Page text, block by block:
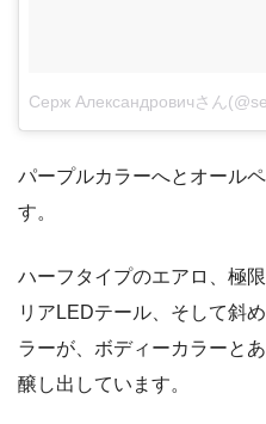
パープルカラーへとオール
す。
ハーフタイプのエアロ、極
リアLEDテール、そして斜
ラーが、ボディーカラーと
醸し出しています。